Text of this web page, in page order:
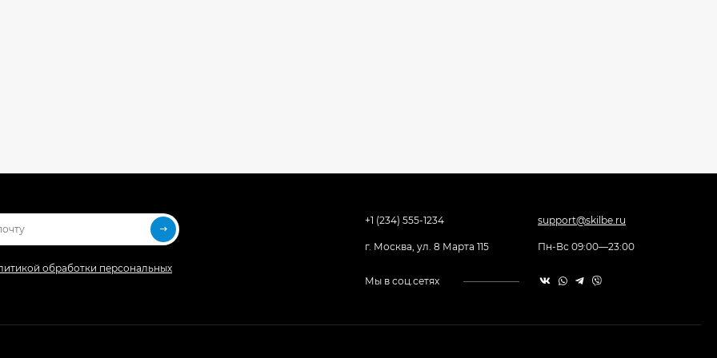
обработки персональных
+1 (234) 555-1234
г. Москва, ул. 8 Марта 115
support@skilbe.ru
Пн-Вс 09:00—23:00
Мы в соц.сетях